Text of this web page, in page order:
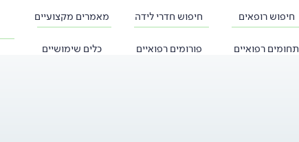
חיפוש רופאים חיפוש חדרי לידה מאמרים מקצועיים
תחומים רפואיים פורומים רפואיים כלים שימושיים